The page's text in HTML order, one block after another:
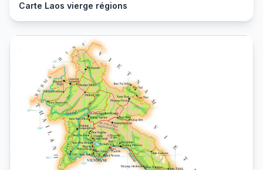
Carte Laos vierge régions